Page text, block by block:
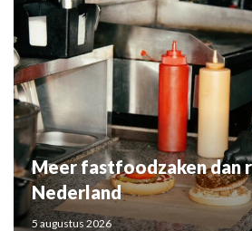
Meer fastfoodzaken dan
Nederland
5 augustus 2026